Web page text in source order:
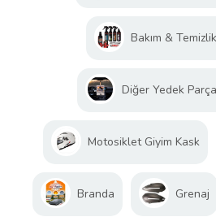
Bakım &
Diğer Yedek
Motosiklet Giyim Kask
Branda Grenaj